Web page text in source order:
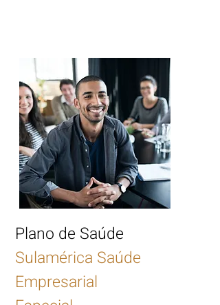
Plano de Saúde
Sulamérica Saúde
Empresarial